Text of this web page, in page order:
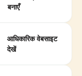
बनाएँ
आधिकारिक वेबसाइट
देखें